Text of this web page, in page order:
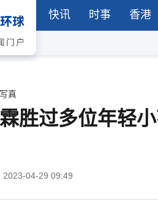
快讯 时事 香港
真
胜过多位年轻
2023-04-29 09:49